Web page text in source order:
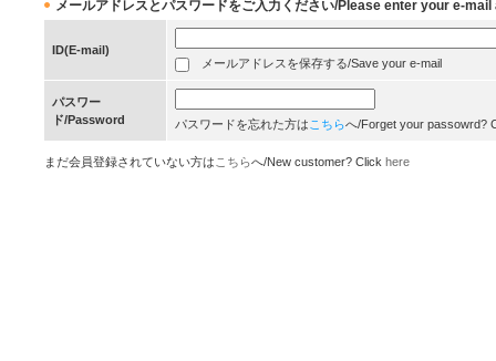
メールアドレスとパスワードをご入力ください/Please enter your e-
ID(E-mail)
メールアドレスを保存する/Save your e-mail
パスワー
ド/Password
パスワードを忘れた方は こちらへ/Forget your passowrd?
まだ会員登録されていない方は こちらへ/New customer? Click here